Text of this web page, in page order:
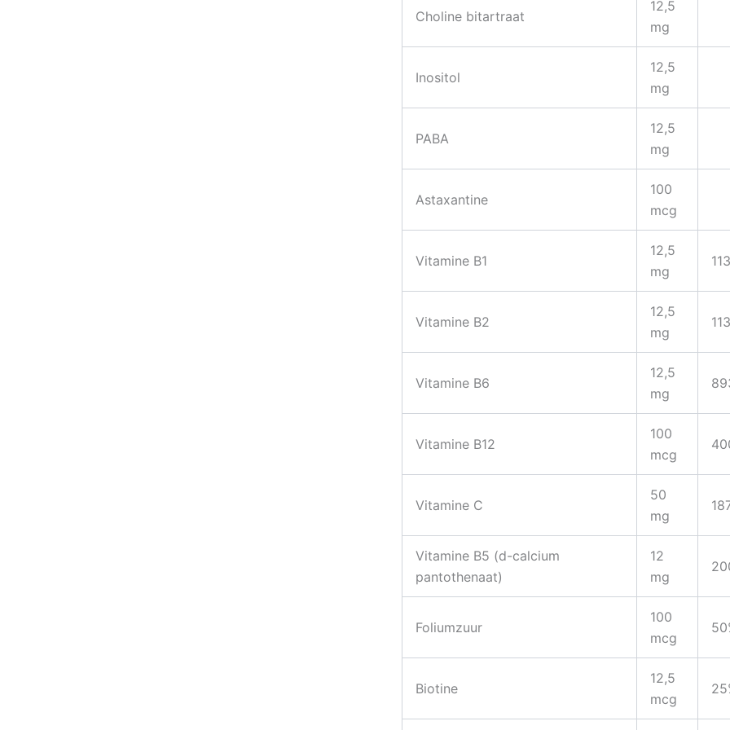
Choline bitartraat
12,5
mg
Inositol
12,5
mg
PABA
12,5
mg
Astaxantine
100
mcg
Vitamine B1
12,5
mg
Vitamine B2
12,5
mg
Vitamine B6
12,5
mg
Vitamine B12
100
mcg
Vitamine C
50
mg
Vitamine B5 (d-calcium
pantothenaat)
12
mg
Foliumzuur
100
mcg
Biotine
12,5
mcg